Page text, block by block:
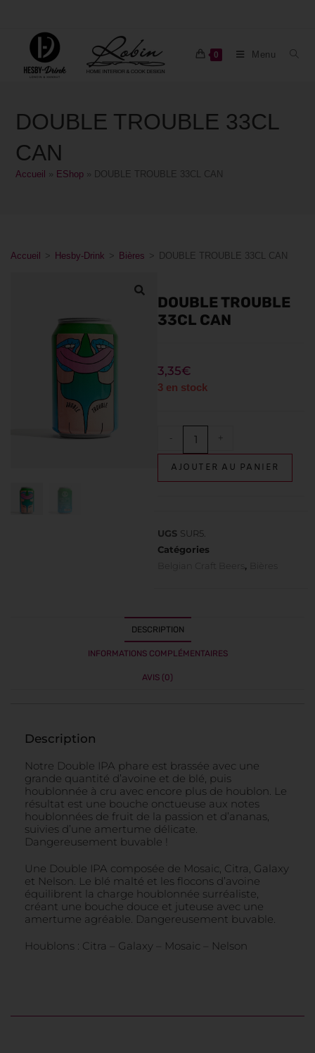
0 Menu
DOUBLE TROUBLE 33CL
CAN
Accueil EShop DOUBLE TROUBLE 33CL CAN
Accueil > Hesby-Drink > Bières > DOUBLE TROUBLE 33CL CAN
DOUBLE TROUBLE
33CL CAN
3,35€
3 en stock
- +
AJOUTER AU PANIER
UGS SUR5.
Catégories
Belgian Craft Beers ,
DESCRIPTION
INFORMATIONS COMPLÉMENTAIRES
AVIS (0)
Description
Notre Double IPA phare est brassée avec une
grande quantité d’avoine et de blé, puis
houblonnée à cru avec encore plus de houblon. Le
résultat est une bouche onctueuse aux notes
houblonnées de fruit de la passion et d’ananas,
suivies d’une amertume délicate.
Dangereusement buvable !
Une Double IPA composée de Mosaic, Citra, Galaxy
et Nelson. Le blé malté et les flocons d’avoine
équilibrent la charge houblonnée surréaliste,
créant une bouche douce et juteuse avec une
amertume agréable. Dangereusement buvable.
Houblons : Citra – Galaxy – Mosaic – Nelson